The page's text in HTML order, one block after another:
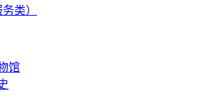
务类）
馆